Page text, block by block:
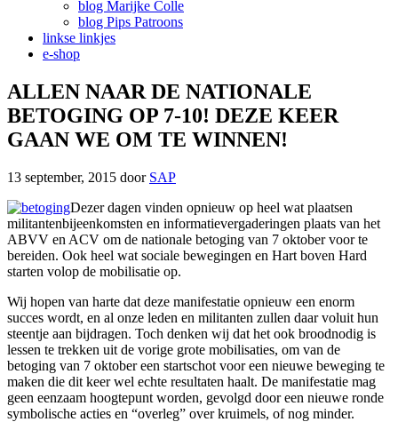
blog Marijke Colle
blog Pips Patroons
linkse linkjes
e-shop
ALLEN NAAR DE NATIONALE
BETOGING OP 7-10! DEZE KEER
GAAN WE OM TE WINNEN!
13 september, 2015 door SAP
Dezer dagen vinden opnieuw op heel wat plaatsen
militantenbijeenkomsten en informatievergaderingen plaats van het
ABVV en ACV om de nationale betoging van 7 oktober voor te
bereiden. Ook heel wat sociale bewegingen en Hart boven Hard
starten volop de mobilisatie op.
Wij hopen van harte dat deze manifestatie opnieuw een enorm
succes wordt, en al onze leden en militanten zullen daar voluit hun
steentje aan bijdragen. Toch denken wij dat het ook broodnodig is
lessen te trekken uit de vorige grote mobilisaties, om van de
betoging van 7 oktober een startschot voor een nieuwe beweging te
maken die dit keer wel echte resultaten haalt. De manifestatie mag
geen eenzaam hoogtepunt worden, gevolgd door een nieuwe ronde
symbolische acties en “overleg” over kruimels, of nog minder.